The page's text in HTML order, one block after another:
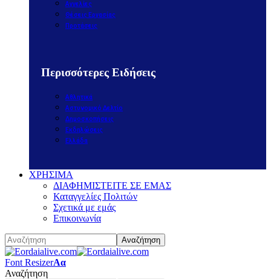
Αγγελίες
Θέσεις Εργασίας
Προτάσεις
Περισσότερες Ειδήσεις
Αθλητικά
Αστυνομικό Δελτίο
Δημοσκοπήσεις
Εκδηλώσεις
Ελλάδα
ΧΡΗΣΙΜΑ
ΔΙΑΦΗΜΙΣΤΕΙΤΕ ΣΕ ΕΜΑΣ
Καταγγελίες Πολιτών
Σχετικά με εμάς
Επικοινωνία
Font ResizerΑα
Αναζήτηση